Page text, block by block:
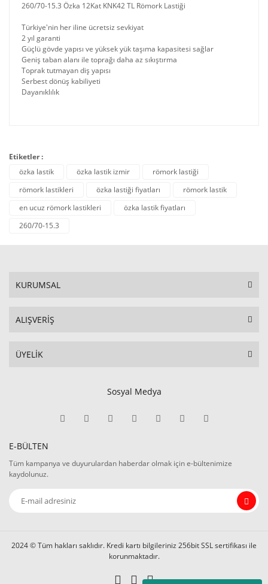
260/70-15.3 Özka 12Kat KNK42 TL Römork Lastiği
Türkiye'nin her iline ücretsiz sevkiyat
2 yıl garanti
Güçlü gövde yapısı ve yüksek yük taşıma kapasitesi sağlar
Geniş taban alanı ile toprağı daha az sıkıştırma
Toprak tutmayan diş yapısı
Serbest dönüş kabiliyeti
Dayanıklılık
Etiketler :
özka lastik
özka lastik izmir
römork lastiği
römork lastikleri
özka lastiği fiyatları
römork lastik
en ucuz römork lastikleri
özka lastik fiyatları
260/70-15.3
KURUMSAL
ALIŞVERİŞ
ÜYELİK
Sosyal Medya
E-BÜLTEN
Tüm kampanya ve duyurulardan haberdar olmak için e-bültenimize
kaydolunuz.
2024 © Tüm hakları saklıdır. Kredi kartı bilgileriniz 256bit SSL sertifikası ile
korunmaktadır.